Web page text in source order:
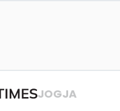
JOGJA